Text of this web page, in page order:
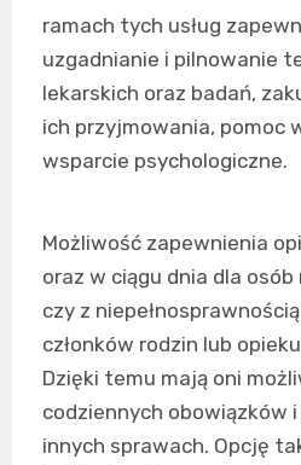
ramach tych usług
uzgadnianie i pilnowanie
lekarskich oraz badań,
ich przyjmowania, pomoc
wsparcie psychologiczne.
Możliwość zapewnienia
oraz w ciągu dnia dla
czy z
członków rodzin lub
Dzięki temu mają oni
codziennych obowiązków
innych sprawach. Opcję